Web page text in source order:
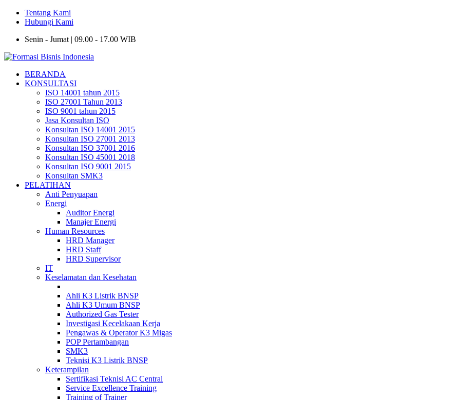
Tentang Kami
Hubungi Kami
Senin - Jumat | 09.00 - 17.00 WIB
BERANDA
KONSULTASI
ISO 14001 tahun 2015
ISO 27001 Tahun 2013
ISO 9001 tahun 2015
Jasa Konsultan ISO
Konsultan ISO 14001 2015
Konsultan ISO 27001 2013
Konsultan ISO 37001 2016
Konsultan ISO 45001 2018
Konsultan ISO 9001 2015
Konsultan SMK3
PELATIHAN
Anti Penyuapan
Energi
Auditor Energi
Manajer Energi
Human Resources
HRD Manager
HRD Staff
HRD Supervisor
IT
Keselamatan dan Kesehatan
Ahli K3 Listrik BNSP
Ahli K3 Umum BNSP
Authorized Gas Tester
Investigasi Kecelakaan Kerja
Pengawas & Operator K3 Migas
POP Pertambangan
SMK3
Teknisi K3 Listrik BNSP
Keterampilan
Sertifikasi Teknisi AC Central
Service Excellence Training
Training of Trainer